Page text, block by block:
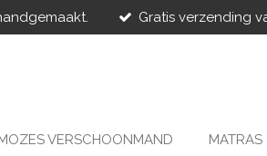
Gratis verzending
VERSCHOONMAND
MATRAS